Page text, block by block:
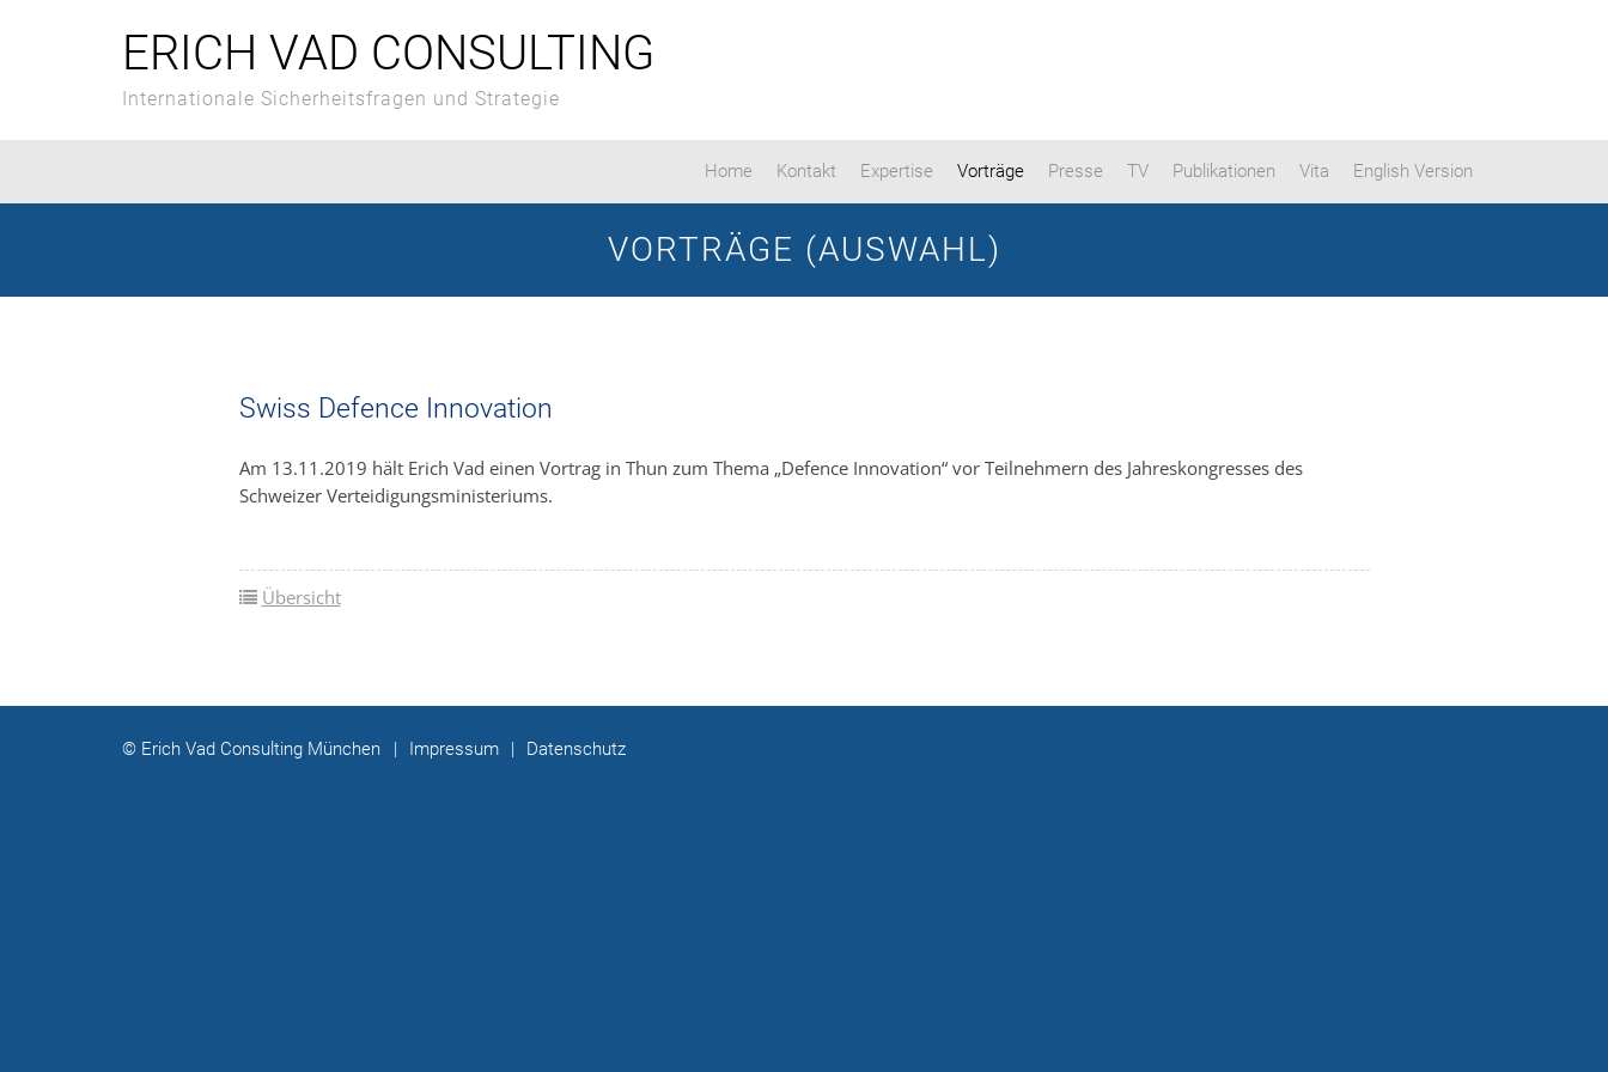
ERICH VAD CONSULTING
Internationale Sicherheitsfragen und Strategie
Home Kontakt Expertise Vorträge Presse TV Publikationen Vita English Version
VORTRÄGE (AUSWAHL)
Swiss Defence Innovation
Am 13.11.2019 hält Erich Vad einen Vortrag in Thun zum Thema „Defence Innovation“ vor Teilnehmern des Jahreskongresses des
Schweizer Verteidigungsministeriums.
Übersicht
© Erich Vad Consulting München | Impressum | Datenschutz